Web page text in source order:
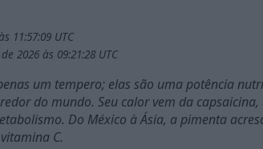
11:57:09 UTC
2026 às 09:21:28 UTC
um tempero; elas são uma potência
do mundo. Seu calor vem da
Do México à Ásia, a pimenta
C.